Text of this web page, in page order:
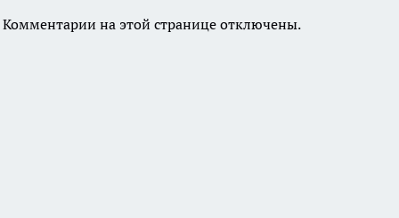
Комментарии на этой странице отключены.